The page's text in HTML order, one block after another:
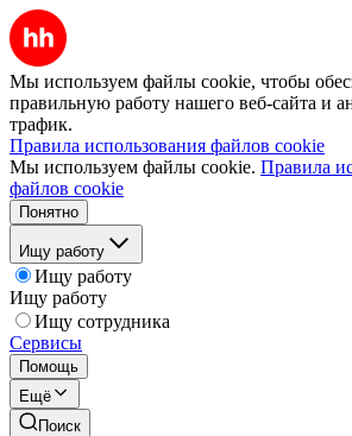
Мы используем файлы cookie, чтобы
правильную работу нашего веб-сайта и
трафик.
Правила использования файлов cookie
Мы используем файлы cookie. Правила
файлов cookie
Понятно
Ищу работу
Ищу работу
Ищу работу
Ищу сотрудника
Сервисы
Помощь
Ещё
Поиск